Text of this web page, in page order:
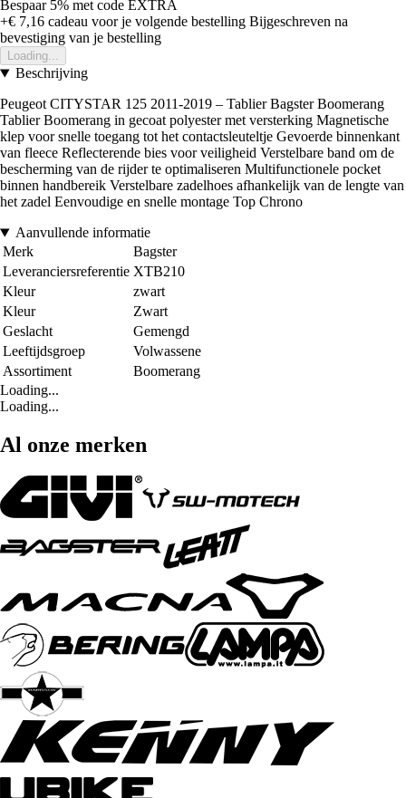
Bespaar 5% met code EXTRA
+€ 7,16 cadeau voor je volgende bestelling Bijgeschreven na
bevestiging van je bestelling
Loading...
Beschrijving
Peugeot CITYSTAR 125 2011-2019 – Tablier Bagster Boomerang
Tablier Boomerang in gecoat polyester met versterking Magnetische
klep voor snelle toegang tot het contactsleuteltje Gevoerde binnenkant
van fleece Reflecterende bies voor veiligheid Verstelbare band om de
bescherming van de rijder te optimaliseren Multifunctionele pocket
binnen handbereik Verstelbare zadelhoes afhankelijk van de lengte van
het zadel Eenvoudige en snelle montage Top Chrono
Aanvullende informatie
Merk
Bagster
Leveranciersreferentie XTB210
Kleur
zwart
Kleur
Zwart
Geslacht
Gemengd
Leeftijdsgroep
Volwassene
Assortiment
Boomerang
Loading...
Loading...
Al onze merken